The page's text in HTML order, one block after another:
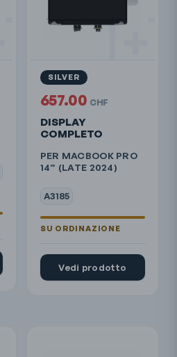
DISPLAY
COMPLETO
PER MACBOOK PRO
14” (LATE 2024)
A3185
SILVER
657.00 CHF
Vedi prodotto